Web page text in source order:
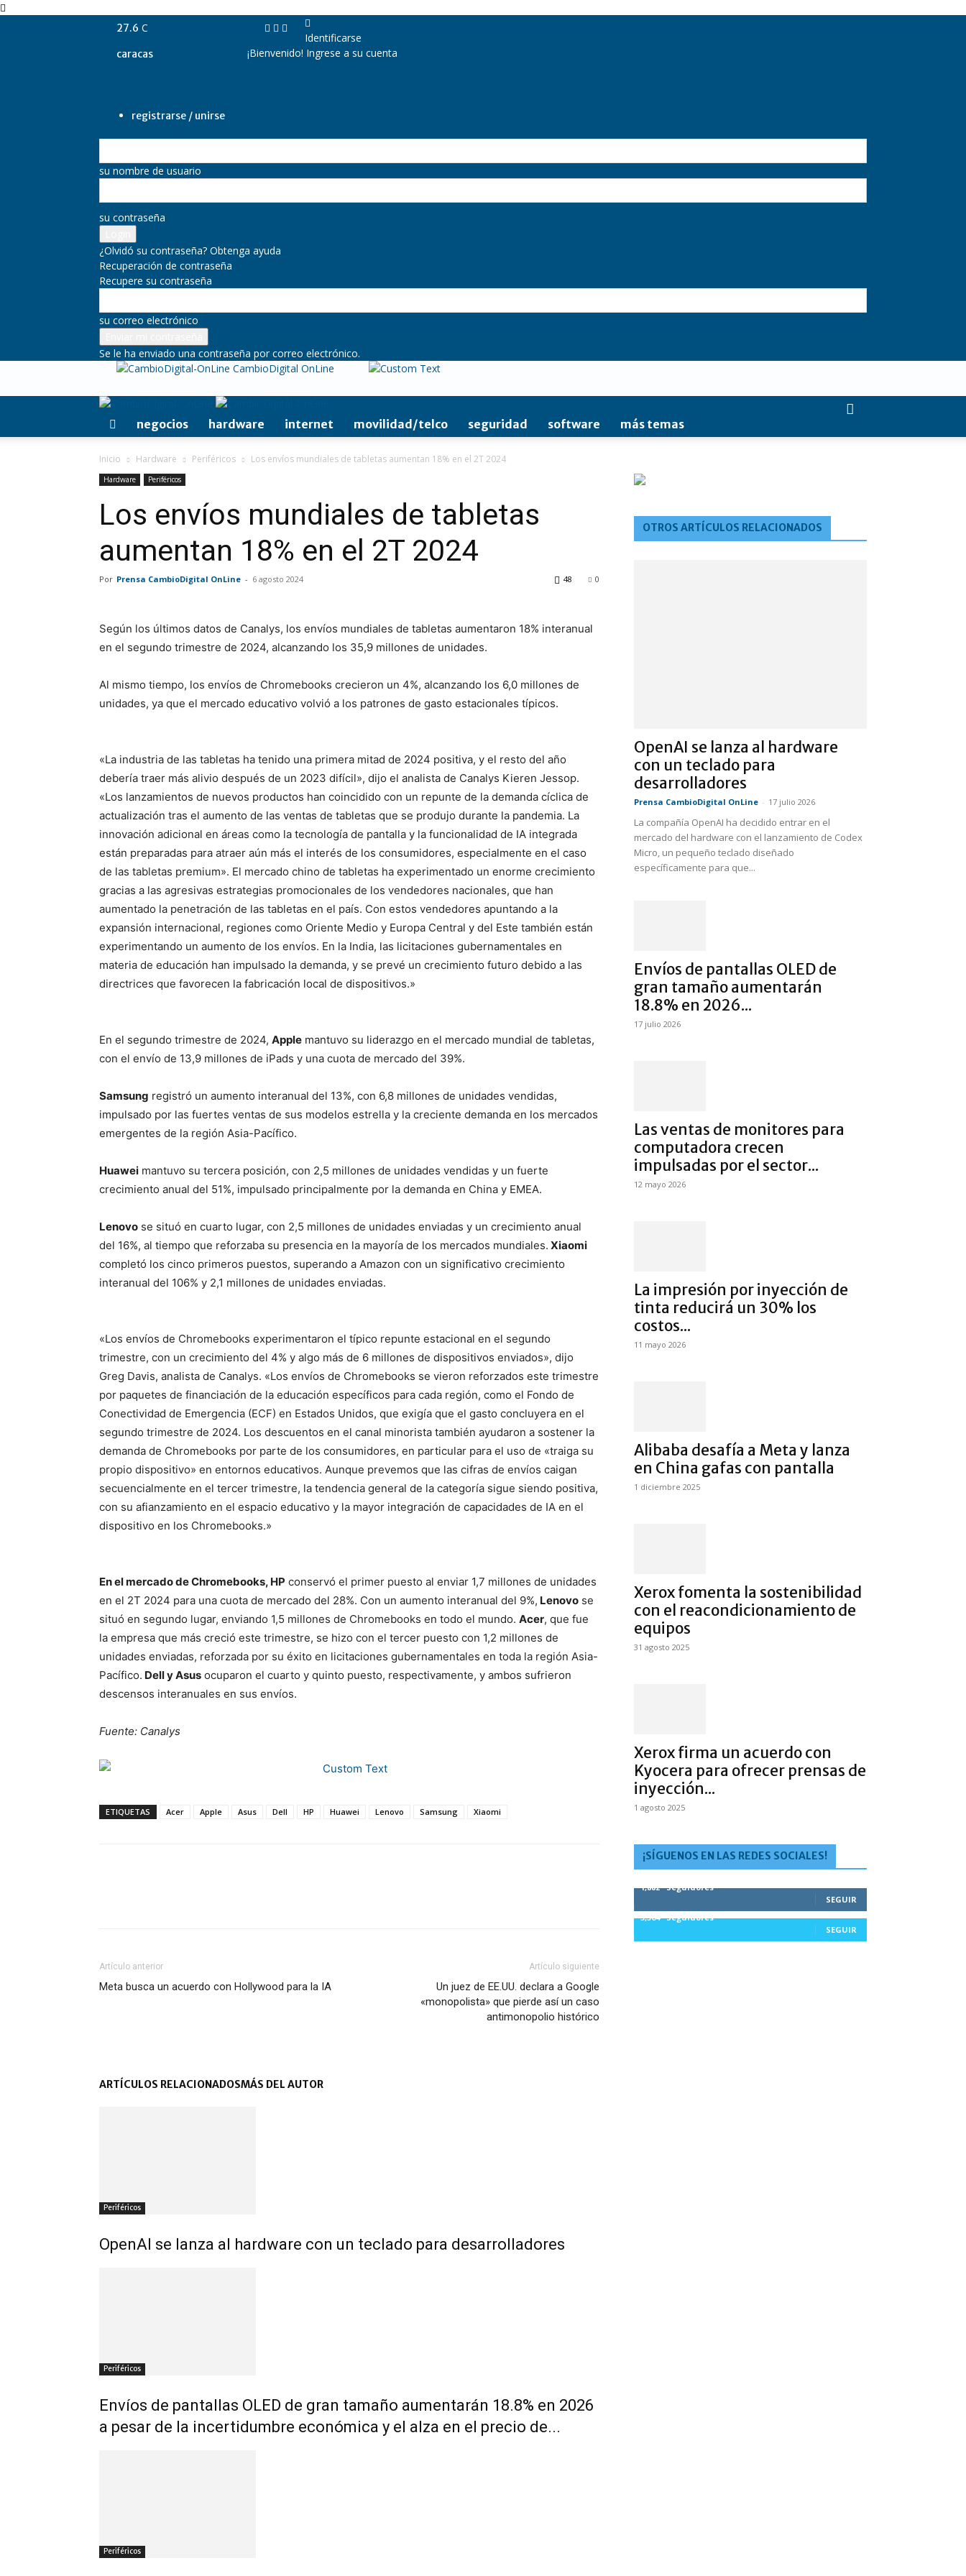
27.6 C
caracas
registrarse / unirse
Identificarse
¡Bienvenido! Ingrese a su cuenta
su nombre de usuario
su contraseña
¿Olvidó su contraseña? Obtenga ayuda
Recuperación de contraseña
Recupere su contraseña
su correo electrónico
Se le ha enviado una contraseña por correo electrónico.
CambioDigital OnLine
negocios hardware internet movilidad/telco seguridad software más temas
Inicio Hardware Periféricos Los envíos mundiales de tabletas aumentan 18% en el 2T 2024
Hardware Periféricos
Los envíos mundiales de tabletas
aumentan 18% en el 2T 2024
Por Prensa CambioDigital OnLine - 6 agosto 2024 0
48
Según los últimos datos de Canalys, los envíos mundiales de tabletas aumentaron 18% interanual
en el segundo trimestre de 2024, alcanzando los 35,9 millones de unidades.
Al mismo tiempo, los envíos de Chromebooks crecieron un 4%, alcanzando los 6,0 millones de
unidades, ya que el mercado educativo volvió a los patrones de gasto estacionales típicos.
«La industria de las tabletas ha tenido una primera mitad de 2024 positiva, y el resto del año
debería traer más alivio después de un 2023 difícil», dijo el analista de Canalys Kieren Jessop.
«Los lanzamientos de nuevos productos han coincidido con un repunte de la demanda cíclica de
actualización tras el aumento de las ventas de tabletas que se produjo durante la pandemia. La
innovación adicional en áreas como la tecnología de pantalla y la funcionalidad de IA integrada
están preparadas para atraer aún más el interés de los consumidores, especialmente en el caso
de las tabletas premium». El mercado chino de tabletas ha experimentado un enorme crecimiento
gracias a las agresivas estrategias promocionales de los vendedores nacionales, que han
aumentado la penetración de las tabletas en el país. Con estos vendedores apuntando a la
expansión internacional, regiones como Oriente Medio y Europa Central y del Este también están
experimentando un aumento de los envíos. En la India, las licitaciones gubernamentales en
materia de educación han impulsado la demanda, y se prevé un crecimiento futuro debido a las
directrices que favorecen la fabricación local de dispositivos.»
En el segundo trimestre de 2024, Apple mantuvo su liderazgo en el mercado mundial de tabletas,
con el envío de 13,9 millones de iPads y una cuota de mercado del 39%.
Samsung registró un aumento interanual del 13%, con 6,8 millones de unidades vendidas,
impulsado por las fuertes ventas de sus modelos estrella y la creciente demanda en los mercados
emergentes de la región Asia-Pacífico.
Huawei mantuvo su tercera posición, con 2,5 millones de unidades vendidas y un fuerte
crecimiento anual del 51%, impulsado principalmente por la demanda en China y EMEA.
Lenovo se situó en cuarto lugar, con 2,5 millones de unidades enviadas y un crecimiento anual
del 16%, al tiempo que reforzaba su presencia en la mayoría de los mercados mundiales. Xiaomi
completó los cinco primeros puestos, superando a Amazon con un significativo crecimiento
interanual del 106% y 2,1 millones de unidades enviadas.
«Los envíos de Chromebooks experimentaron el típico repunte estacional en el segundo
trimestre, con un crecimiento del 4% y algo más de 6 millones de dispositivos enviados», dijo
Greg Davis, analista de Canalys. «Los envíos de Chromebooks se vieron reforzados este trimestre
por paquetes de financiación de la educación específicos para cada región, como el Fondo de
Conectividad de Emergencia (ECF) en Estados Unidos, que exigía que el gasto concluyera en el
segundo trimestre de 2024. Los descuentos en el canal minorista también ayudaron a sostener la
demanda de Chromebooks por parte de los consumidores, en particular para el uso de «traiga su
propio dispositivo» en entornos educativos. Aunque prevemos que las cifras de envíos caigan
secuencialmente en el tercer trimestre, la tendencia general de la categoría sigue siendo positiva,
con su afianzamiento en el espacio educativo y la mayor integración de capacidades de IA en el
dispositivo en los Chromebooks.»
En el mercado de Chromebooks, HP conservó el primer puesto al enviar 1,7 millones de unidades
en el 2T 2024 para una cuota de mercado del 28%. Con un aumento interanual del 9%, Lenovo se
situó en segundo lugar, enviando 1,5 millones de Chromebooks en todo el mundo. Acer, que fue
la empresa que más creció este trimestre, se hizo con el tercer puesto con 1,2 millones de
unidades enviadas, reforzada por su éxito en licitaciones gubernamentales en toda la región Asia-
Pacífico. Dell y Asus ocuparon el cuarto y quinto puesto, respectivamente, y ambos sufrieron
descensos interanuales en sus envíos.
Fuente: Canalys
ETIQUETAS Acer Apple Asus Dell HP Huawei Lenovo Samsung Xiaomi
Artículo anterior
Meta busca un acuerdo con Hollywood para la IA
Artículo siguiente
Un juez de EE.UU. declara a Google
«monopolista» que pierde así un caso
antimonopolio histórico
ARTÍCULOS RELACIONADOSMÁS DEL AUTOR
Periféricos
OpenAI se lanza al hardware con un teclado para desarrolladores
Periféricos
Envíos de pantallas OLED de gran tamaño aumentarán 18.8% en 2026
a pesar de la incertidumbre económica y el alza en el precio de...
Periféricos
OTROS ARTÍCULOS RELACIONADOS
OpenAI se lanza al hardware
con un teclado para
desarrolladores
Prensa CambioDigital OnLine - 17 julio 2026
La compañía OpenAI ha decidido entrar en el
mercado del hardware con el lanzamiento de Codex
Micro, un pequeño teclado diseñado
específicamente para que...
Envíos de pantallas OLED de
gran tamaño aumentarán
18.8% en 2026...
17 julio 2026
Las ventas de monitores para
computadora crecen
impulsadas por el sector...
12 mayo 2026
La impresión por inyección de
tinta reducirá un 30% los
costos...
11 mayo 2026
Alibaba desafía a Meta y lanza
en China gafas con pantalla
1 diciembre 2025
Xerox fomenta la sostenibilidad
con el reacondicionamiento de
equipos
31 agosto 2025
Xerox firma un acuerdo con
Kyocera para ofrecer prensas de
inyección...
1 agosto 2025
¡SÍGUENOS EN LAS REDES SOCIALES!
1,882 Seguidores
SEGUIR
5,564
Seguidores
SEGUIR